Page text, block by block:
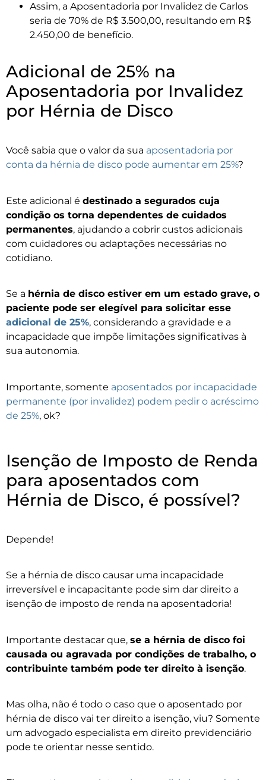
Assim, a Aposentadoria por Invalidez de Carlos
seria de 70% de R$ 3.500,00, resultando em R$
2.450,00 de benefício.
Adicional de 25% na
Aposentadoria por Invalidez
por Hérnia de Disco
Você sabia que o valor da sua aposentadoria por
conta da hérnia de disco pode aumentar em 25%?
Este adicional é destinado a segurados cuja
condição os torna dependentes de cuidados
permanentes, ajudando a cobrir custos adicionais
com cuidadores ou adaptações necessárias no
cotidiano.
Se a hérnia de disco estiver em um estado grave, o
paciente pode ser elegível para solicitar esse
adicional de 25%, considerando a gravidade e a
incapacidade que impõe limitações significativas à
sua autonomia.
Importante, somente aposentados por incapacidade
permanente (por invalidez) podem pedir o acréscimo
de 25%, ok?
Isenção de Imposto de Renda
para aposentados com
Hérnia de Disco, é possível?
Depende!
Se a hérnia de disco causar uma incapacidade
irreversível e incapacitante pode sim dar direito a
isenção de imposto de renda na aposentadoria!
Importante destacar que, se a hérnia de disco foi
causada ou agravada por condições de trabalho, o
contribuinte também pode ter direito à isenção.
Mas olha, não é todo o caso que o aposentado por
hérnia de disco vai ter direito a isenção, viu? Somente
um advogado especialista em direito previdenciário
pode te orientar nesse sentido.